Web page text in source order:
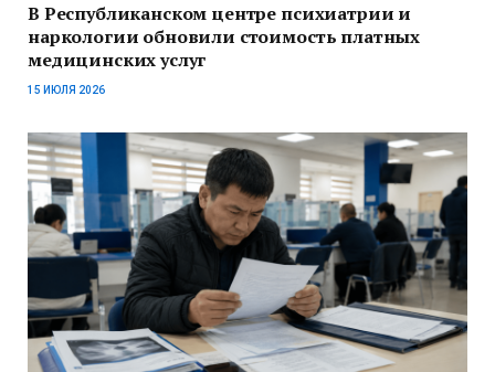
В Республиканском центре психиатрии и
наркологии обновили стоимость платных
медицинских услуг
15 ИЮЛЯ 2026